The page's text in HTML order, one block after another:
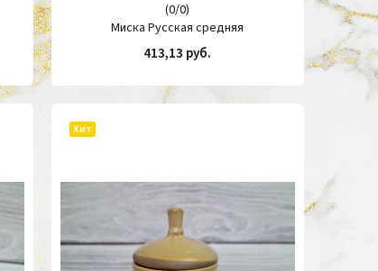
(0/0)
Миска Русская средняя
413,13 руб.
Хит